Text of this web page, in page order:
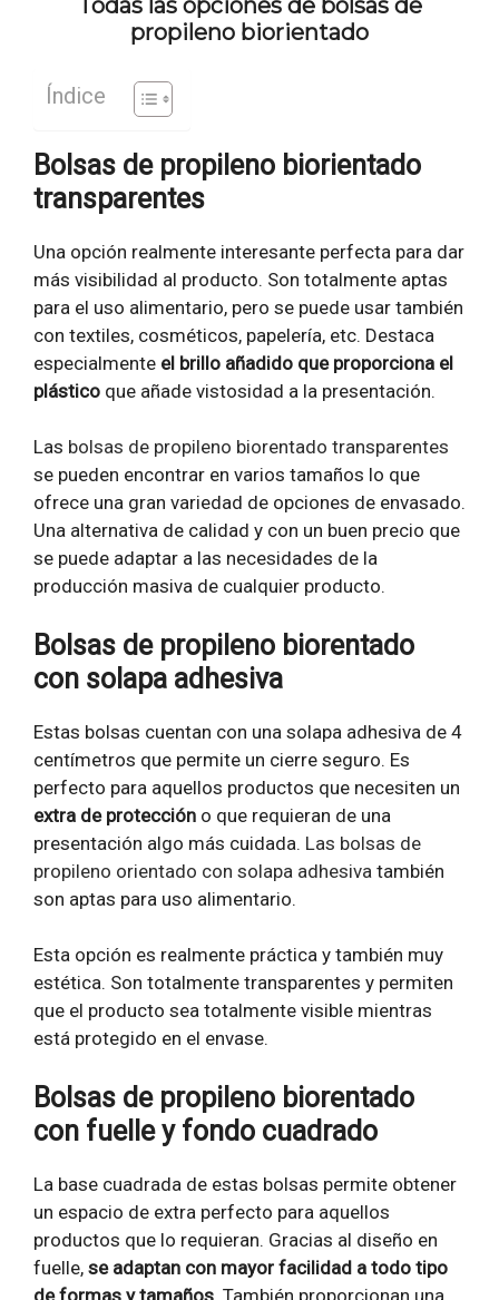
propileno biorientado
Índice
Bolsas de propileno biorientado
transparentes
Una opción realmente interesante perfecta para dar
más visibilidad al producto. Son totalmente aptas
para el uso alimentario, pero se puede usar también
con textiles, cosméticos, papelería, etc. Destaca
especialmente el brillo añadido que proporciona el
plástico que añade vistosidad a la presentación.
Las bolsas de propileno biorentado transparentes
se pueden encontrar en varios tamaños lo que
ofrece una gran variedad de opciones de envasado.
Una alternativa de calidad y con un buen precio que
se puede adaptar a las necesidades de la
producción masiva de cualquier producto.
Bolsas de propileno biorentado
con solapa adhesiva
Estas bolsas cuentan con una solapa adhesiva de 4
centímetros que permite un cierre seguro. Es
perfecto para aquellos productos que necesiten un
extra de protección o que requieran de una
presentación algo más cuidada. Las bolsas de
propileno orientado con solapa adhesiva también
son aptas para uso alimentario.
Esta opción es realmente práctica y también muy
estética. Son totalmente transparentes y permiten
que el producto sea totalmente visible mientras
está protegido en el envase.
Bolsas de propileno biorentado
con fuelle y fondo cuadrado
La base cuadrada de estas bolsas permite obtener
un espacio de extra perfecto para aquellos
productos que lo requieran. Gracias al diseño en
fuelle, se adaptan con mayor facilidad a todo tipo
de formas y tamaños . También proporcionan una